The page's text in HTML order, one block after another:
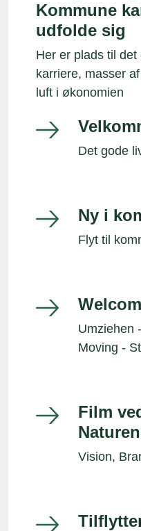
Kommune
udfolde sig
Her er plads til
karriere, masser
luft i økonomien
Det gode
Ny i
Flyt til
Umziehen
Moving -
Film
Vision,